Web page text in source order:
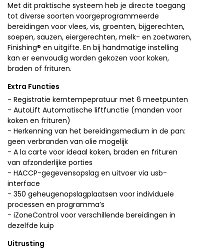
Met dit praktische systeem heb je directe toegang
tot diverse soorten voorgeprogrammeerde
bereidingen voor vlees, vis, groenten, bijgerechten,
soepen, sauzen, eiergerechten, melk- en zoetwaren,
Finishing® en uitgifte. En bij handmatige instelling
kan er eenvoudig worden gekozen voor koken,
braden of frituren.
Extra Functies
- Registratie kerntempepratuur met 6 meetpunten
- AutoLift Automatische liftfunctie (manden voor
koken en frituren)
- Herkenning van het bereidingsmedium in de pan:
geen verbranden van olie mogelijk
- A la carte voor ideaal koken, braden en frituren
van afzonderlijke porties
- HACCP-gegevensopslag en uitvoer via usb-
interface
- 350 geheugenopslagplaatsen voor individuele
processen en programma’s
- iZoneControl voor verschillende bereidingen in
dezelfde kuip
Uitrusting